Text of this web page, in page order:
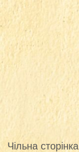
Чільна сторінка